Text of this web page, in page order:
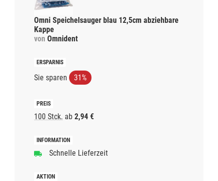
Omni Speichelsauger blau 12,5cm abziehbare
Kappe
von Omnident
Sie sparen 31%
100 Stck. ab 2,94 €
Schnelle Lieferzeit